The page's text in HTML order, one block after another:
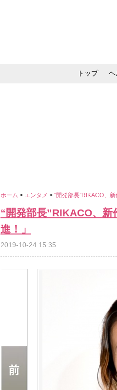
トップ ヘ
ホーム > エンタメ > “開発部長”RIKACO、
“開発部長”RIKACO、
進！」
2019-10-24 15:35